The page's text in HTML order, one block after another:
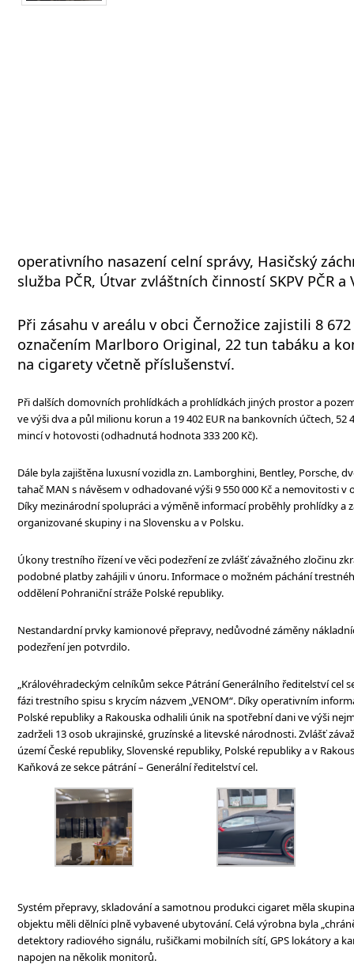
operativního nasazení celní správy, Hasičský
služba PČR, Útvar zvláštních činností SKPV PČR a
Při zásahu v areálu v obci Černožice zajistili 8
označením Marlboro Original, 22 tun tabáku a
na cigarety včetně příslušenství.
Při dalších domovních prohlídkách a prohlídkách jiných prostor a
ve výši dva a půl milionu korun a 19 402 EUR na bankovních účtech, 52
mincí v hotovosti (odhadnutá hodnota 333 200 Kč).
Dále byla zajištěna luxusní vozidla zn. Lamborghini, Bentley, Porsche,
tahač MAN s návěsem v odhadované výši 9 550 000 Kč a nemovitosti v
Díky mezinárodní spolupráci a výměně informací proběhly prohlídky a
organizované skupiny i na Slovensku a v Polsku.
Úkony trestního řízení ve věci podezření ze zvlášť závažného zločinu
podobné platby zahájili v únoru. Informace o možném páchání
oddělení Pohraniční stráže Polské republiky.
Nestandardní prvky kamionové přepravy, nedůvodné záměny
podezření jen potvrdilo.
„Královéhradeckým celníkům sekce Pátrání Generálního ředitelství cel
fázi trestního spisu s krycím názvem „VENOM“. Díky operativním
Polské republiky a Rakouska odhalili únik na spotřební dani ve výši
zadrželi 13 osob ukrajinské, gruzínské a litevské národnosti. Zvlášť
území České republiky, Slovenské republiky, Polské republiky a v
Kaňková ze sekce pátrání – Generální ředitelství cel.
Systém přepravy, skladování a samotnou produkci cigaret měla
objektu měli dělníci plně vybavené ubytování. Celá výrobna byla
detektory radiového signálu, rušičkami mobilních sítí, GPS lokátory a
napojen na několik monitorů.